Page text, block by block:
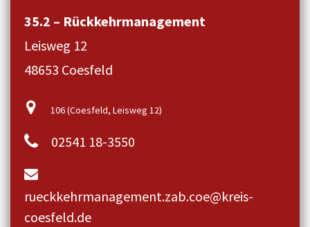
35.2 – Rückkehrmanagement
Leisweg 12
48653 Coesfeld
106 (Coesfeld, Leisweg 12)
02541 18-3550
rueckkehrmanagement.zab.coe@kreis-
coesfeld.de